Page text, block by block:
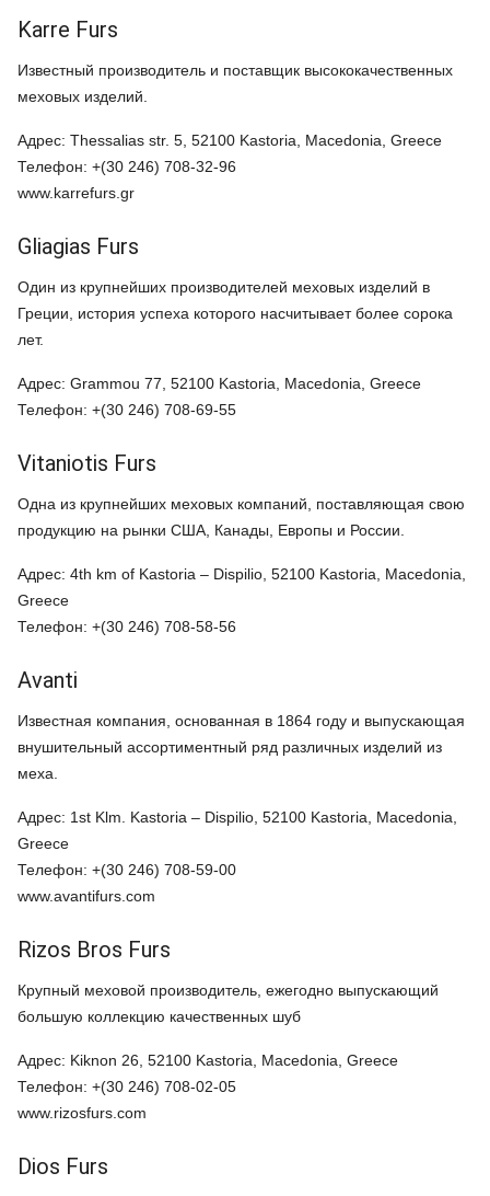
Karre Furs
Известный производитель и поставщик высококачественных
меховых изделий.
Адрес: Thessalias str. 5, 52100 Kastoria, Macedonia, Greece
Телефон: +(30 246) 708-32-96
www.karrefurs.gr
Gliagias Furs
Один из крупнейших производителей меховых изделий в
Греции, история успеха которого насчитывает более сорока
лет.
Адрес: Grammou 77, 52100 Kastoria, Macedonia, Greece
Телефон: +(30 246) 708-69-55
Vitaniotis Furs
Одна из крупнейших меховых компаний, поставляющая свою
продукцию на рынки США, Канады, Европы и России.
Адрес: 4th km of Kastoria – Dispilio, 52100 Kastoria, Macedonia,
Greece
Телефон: +(30 246) 708-58-56
Avanti
Известная компания, основанная в 1864 году и выпускающая
внушительный ассортиментный ряд различных изделий из
меха.
Адрес: 1st Klm. Kastoria – Dispilio, 52100 Kastoria, Macedonia,
Greece
Телефон: +(30 246) 708-59-00
www.avantifurs.com
Rizos Bros Furs
Крупный меховой производитель, ежегодно выпускающий
большую коллекцию качественных шуб
Адрес: Kiknon 26, 52100 Kastoria, Macedonia, Greece
Телефон: +(30 246) 708-02-05
www.rizosfurs.com
Dios Furs